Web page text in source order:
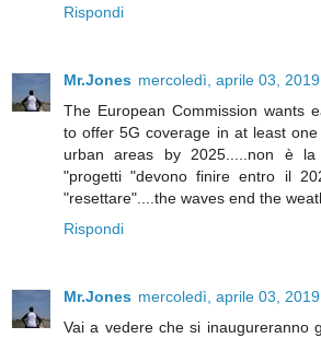
Rispondi
Mr.Jones mercoledì, aprile 03,
The European Commission wants
to offer 5G coverage in at least
urban areas by 2025.....non è
"progetti "devono finire entro il
"resettare"....the waves end the
Rispondi
Mr.Jones mercoledì, aprile 03,
Vai a vedere che si inaugureranno